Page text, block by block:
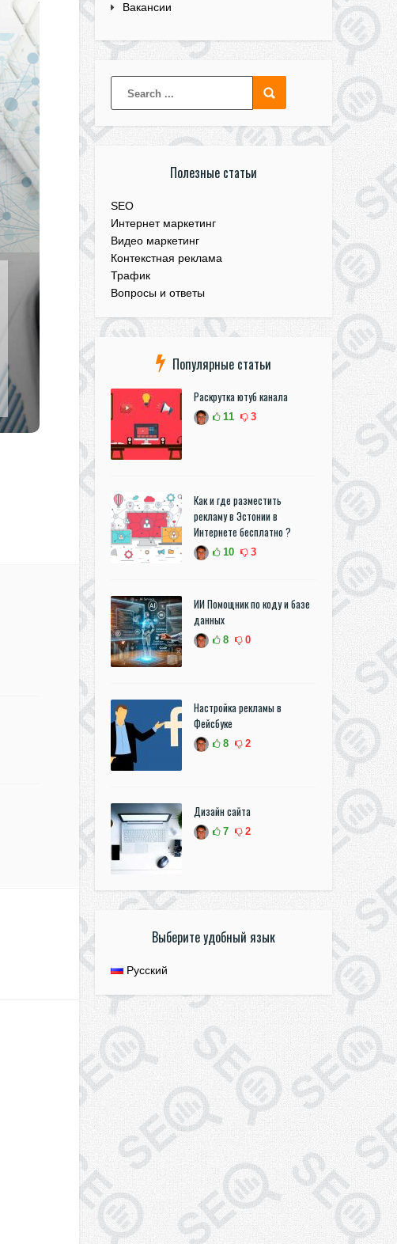
Вакансии
Полезные статьи
SEO
Интернет маркетинг
Видео маркетинг
Контекстная реклама
Трафик
Вопросы и ответы
Популярные статьи
Раскрутка ютуб канала
11 3
Как и где разместить
рекламу в Эстонии в
Интернете бесплатно ?
10 3
ИИ Помощник по коду и базе
данных
8 0
Настройка рекламы в
Фейсбуке
8 2
Дизайн сайта
7 2
Выберите удобный язык
Русский